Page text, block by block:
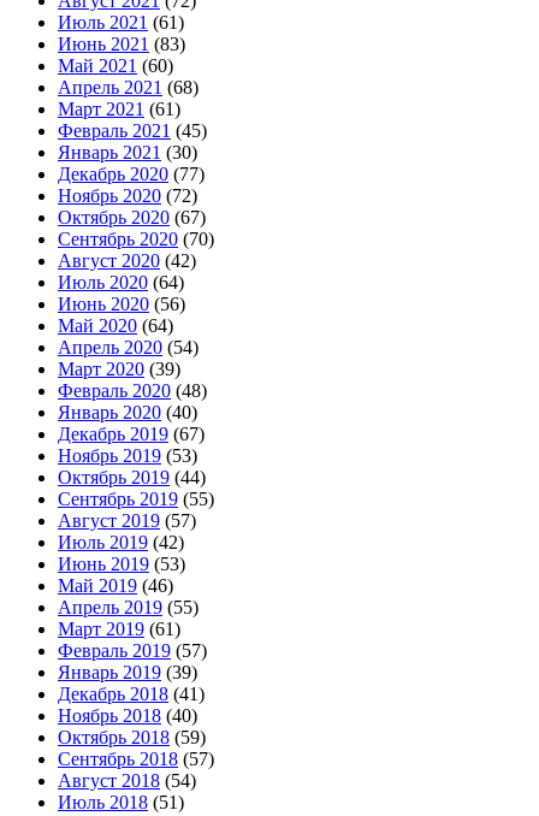
Июль 2021 (61)
Июнь 2021 (83)
Май 2021 (60)
Апрель 2021 (68)
Март 2021 (61)
Февраль 2021 (45)
Январь 2021 (30)
Декабрь 2020 (77)
Ноябрь 2020 (72)
Октябрь 2020 (67)
Сентябрь 2020 (70)
Август 2020 (42)
Июль 2020 (64)
Июнь 2020 (56)
Май 2020 (64)
Апрель 2020 (54)
Март 2020 (39)
Февраль 2020 (48)
Январь 2020 (40)
Декабрь 2019 (67)
Ноябрь 2019 (53)
Октябрь 2019 (44)
Сентябрь 2019 (55)
Август 2019 (57)
Июль 2019 (42)
Июнь 2019 (53)
Май 2019 (46)
Апрель 2019 (55)
Март 2019 (61)
Февраль 2019 (57)
Январь 2019 (39)
Декабрь 2018 (41)
Ноябрь 2018 (40)
Октябрь 2018 (59)
Сентябрь 2018 (57)
Август 2018 (54)
Июль 2018 (51)